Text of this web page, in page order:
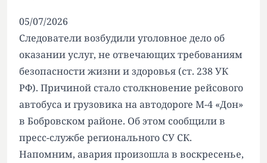
05/07/2026
Следователи возбудили уголовное дело об
оказании услуг, не отвечающих требованиям
безопасности жизни и здоровья (ст. 238 УК
РФ). Причиной стало столкновение рейсового
автобуса и грузовика на автодороге М-4 «Дон»
в Бобровском районе. Об этом сообщили в
пресс-службе регионального СУ СК.
Напомним, авария произошлав воскресенье,